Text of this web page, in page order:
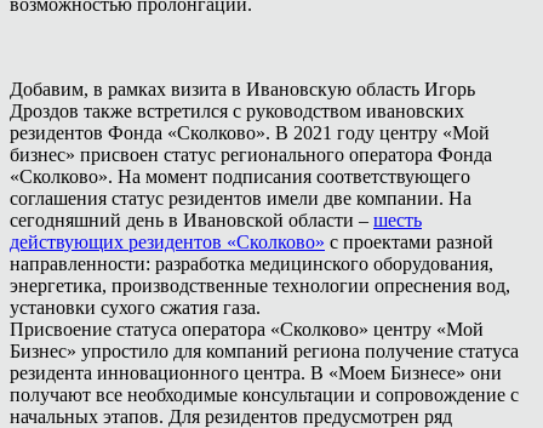
Добавим, в рамках визита в Ивановскую область Игорь
Дроздов также встретился с руководством ивановских
резидентов Фонда «Сколково». В 2021 году центру «Мой
бизнес» присвоен статус регионального оператора Фонда
«Сколково». На момент подписания соответствующего
соглашения статус резидентов имели две компании. На
сегодняшний день в Ивановской области – шесть
действующих резидентов «Сколково» с проектами разной
направленности: разработка медицинского оборудования,
энергетика, производственные технологии опреснения вод,
установки сухого сжатия газа.
Присвоение статуса оператора «Сколково» центру «Мой
Бизнес» упростило для компаний региона получение статуса
резидента инновационного центра. В «Моем Бизнесе» они
получают все необходимые консультации и сопровождение с
начальных этапов. Для резидентов предусмотрен ряд